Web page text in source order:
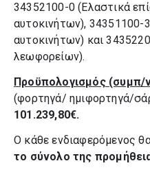
34352100-0 (Ελαστικά
αυτοκινήτων), 34351100-
αυτοκινήτων) και
λεωφορείων).
Προϋπολογισμός (συμπ/
(φορτηγά/ ημιφορτηγά/
101.239,80€.
Ο κάθε ενδιαφερόμενος
το σύνολο της